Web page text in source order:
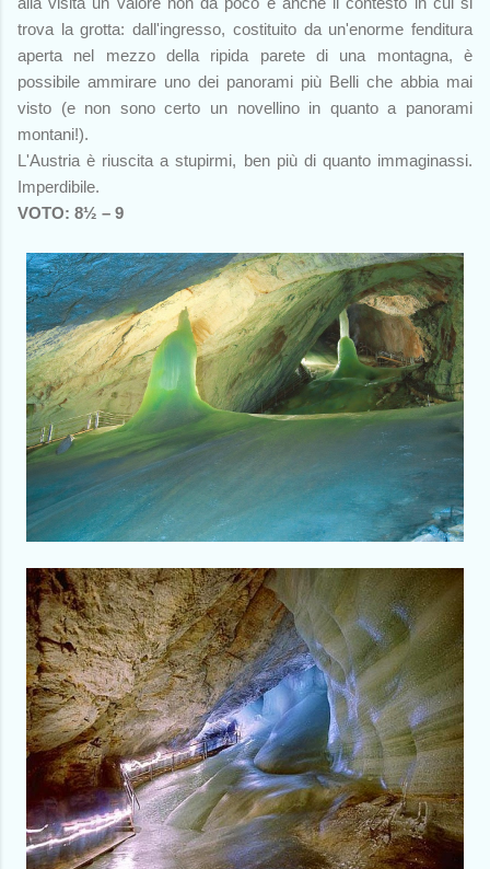
trova la grotta: dall'ingresso, costituito da un'enorme fenditura
aperta nel mezzo della ripida parete di una montagna, è
possibile ammirare uno dei panorami più Belli che abbia mai
visto (e non sono certo un novellino in quanto a panorami
montani!).
L'Austria è riuscita a stupirmi, ben più di quanto immaginassi.
Imperdibile.
VOTO: 8½ – 9